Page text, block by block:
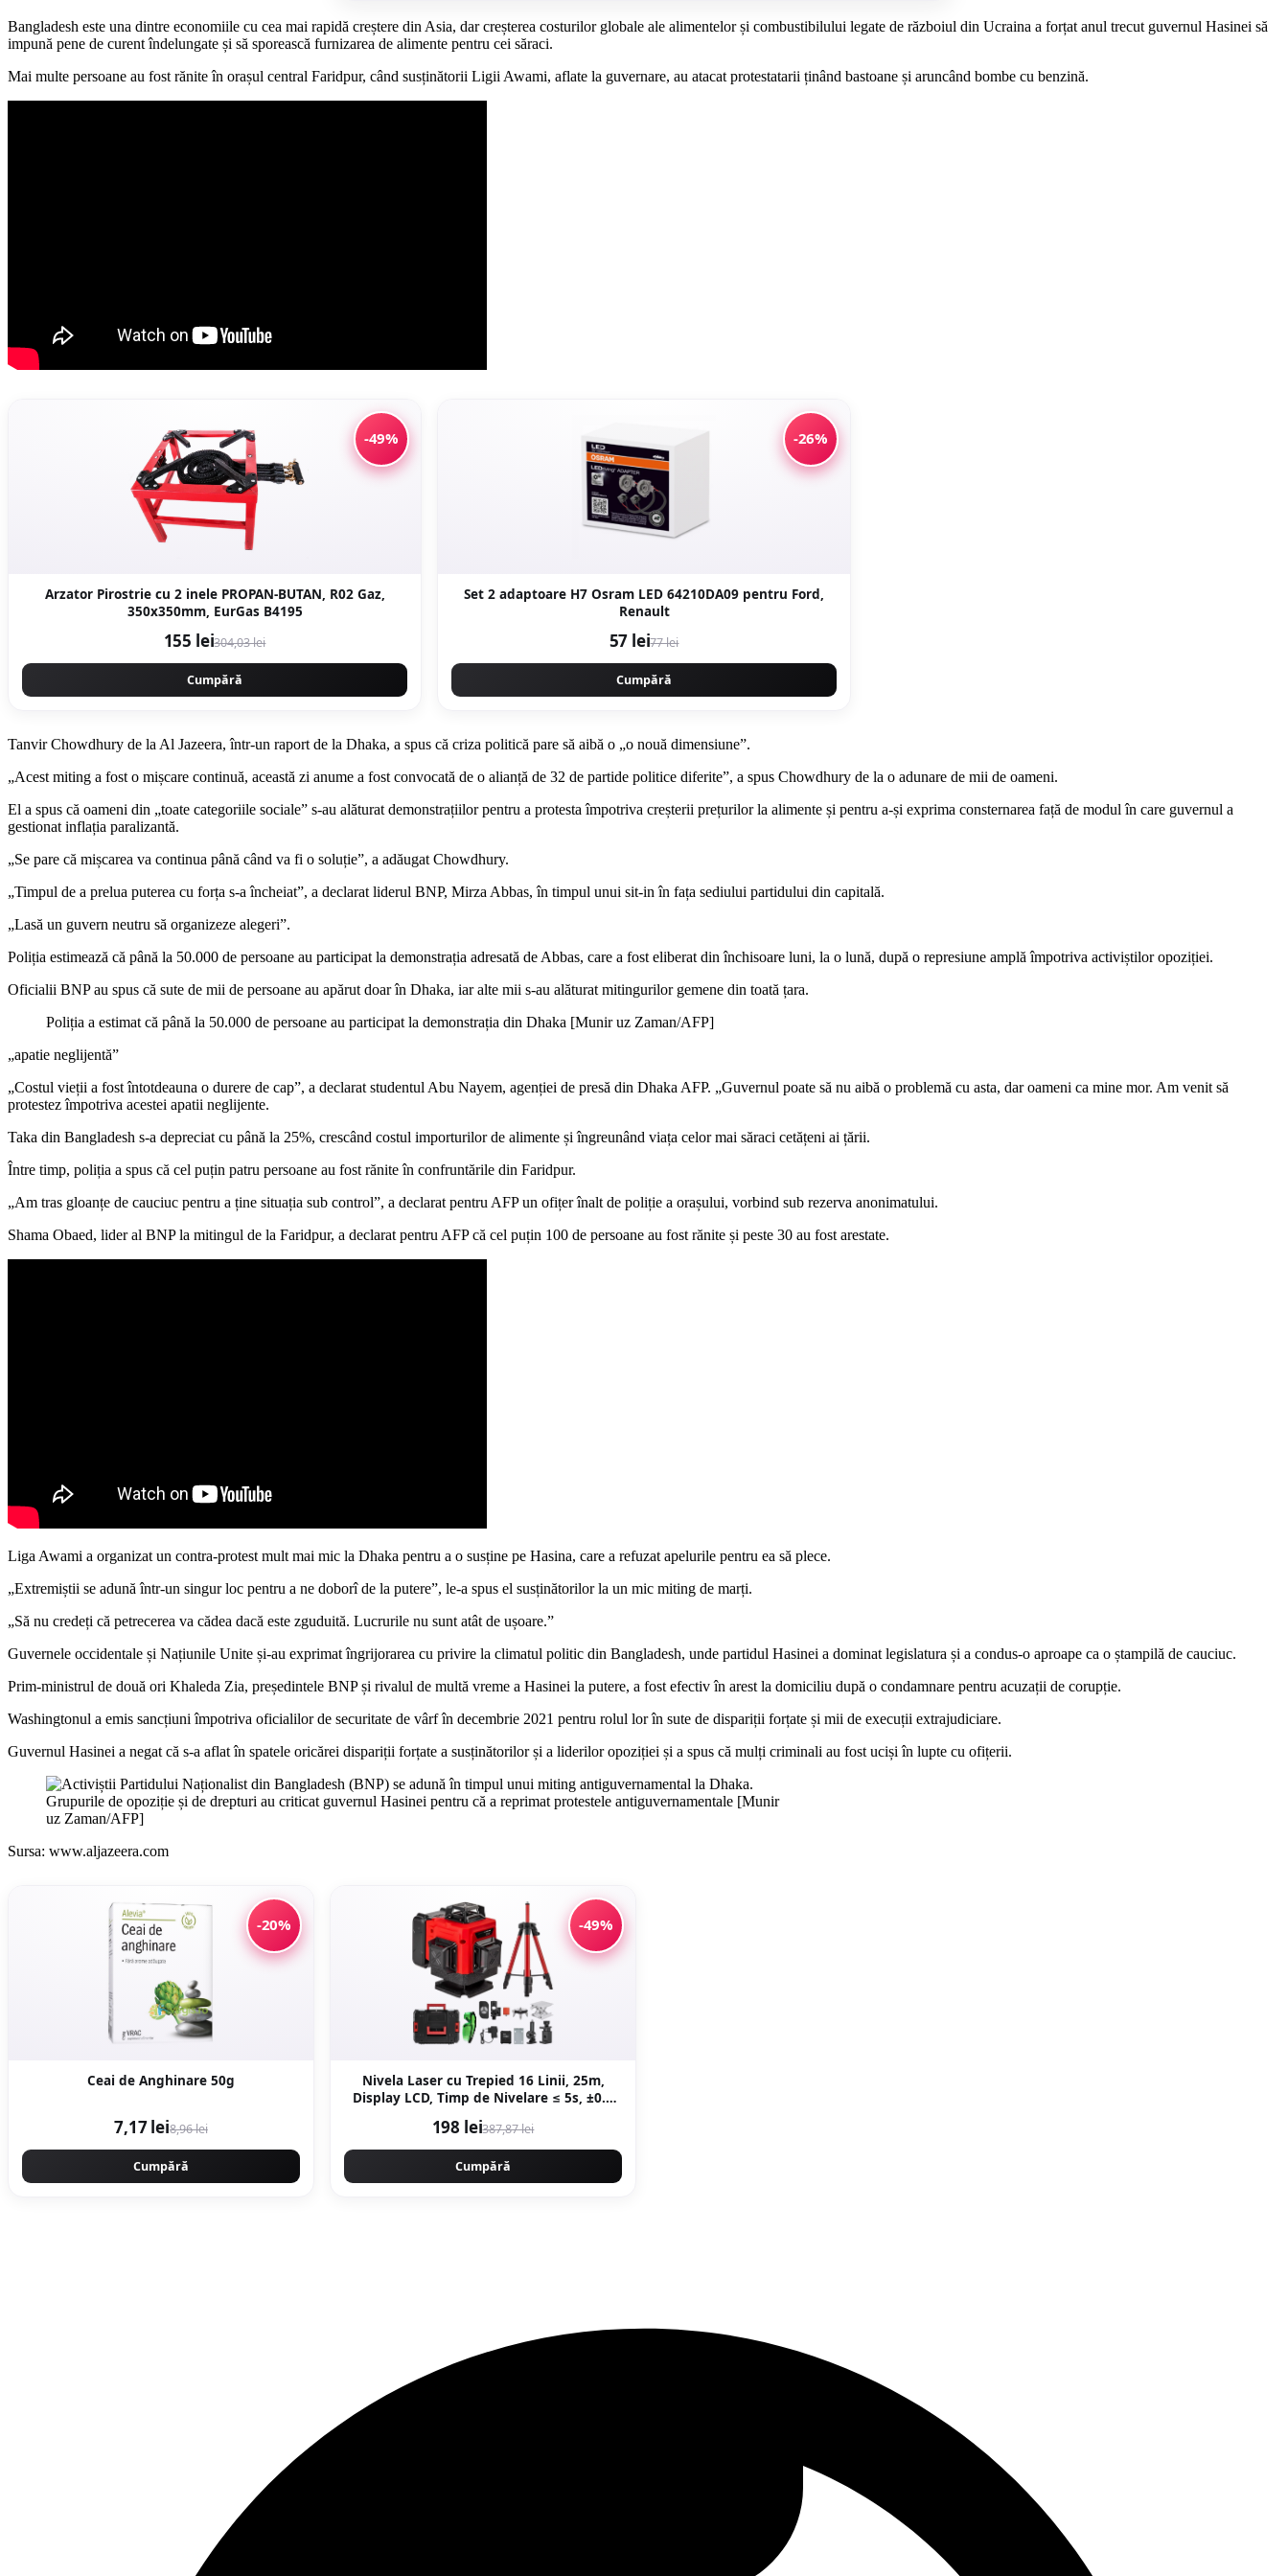
Bangladesh este una dintre economiile cu cea mai rapidă creștere din Asia, dar creșterea costurilor globale ale alimentelor și combustibilului legate de războiul din Ucraina a forțat anul trecut guvernul Hasinei să
impună pene de curent îndelungate și să sporească furnizarea de alimente pentru cei săraci.
Mai multe persoane au fost rănite în orașul central Faridpur, când susținătorii Ligii Awami, aflate la guvernare, au atacat protestatarii ținând bastoane și aruncând bombe cu benzină.
-49%
Arzator Pirostrie cu 2 inele PROPAN-BUTAN, R02 Gaz,
350x350mm, EurGas B4195
155 lei304,03 lei
Cumpără
-26%
Set 2 adaptoare H7 Osram LED 64210DA09 pentru Ford,
Renault
57 lei77 lei
Cumpără
Tanvir Chowdhury de la Al Jazeera, într-un raport de la Dhaka, a spus că criza politică pare să aibă o „o nouă dimensiune”.
„Acest miting a fost o mișcare continuă, această zi anume a fost convocată de o alianță de 32 de partide politice diferite”, a spus Chowdhury de la o adunare de mii de oameni.
El a spus că oameni din „toate categoriile sociale” s-au alăturat demonstrațiilor pentru a protesta împotriva creșterii prețurilor la alimente și pentru a-și exprima consternarea față de modul în care guvernul a
gestionat inflația paralizantă.
„Se pare că mișcarea va continua până când va fi o soluție”, a adăugat Chowdhury.
„Timpul de a prelua puterea cu forța s-a încheiat”, a declarat liderul BNP, Mirza Abbas, în timpul unui sit-in în fața sediului partidului din capitală.
„Lasă un guvern neutru să organizeze alegeri”.
Poliția estimează că până la 50.000 de persoane au participat la demonstrația adresată de Abbas, care a fost eliberat din închisoare luni, la o lună, după o represiune amplă împotriva activiștilor opoziției.
Oficialii BNP au spus că sute de mii de persoane au apărut doar în Dhaka, iar alte mii s-au alăturat mitingurilor gemene din toată țara.
Poliția a estimat că până la 50.000 de persoane au participat la demonstrația din Dhaka [Munir uz Zaman/AFP]
„apatie neglijentă”
„Costul vieții a fost întotdeauna o durere de cap”, a declarat studentul Abu Nayem, agenției de presă din Dhaka AFP. „Guvernul poate să nu aibă o problemă cu asta, dar oameni ca mine mor. Am venit să
protestez împotriva acestei apatii neglijente.
Taka din Bangladesh s-a depreciat cu până la 25%, crescând costul importurilor de alimente și îngreunând viața celor mai săraci cetățeni ai țării.
Între timp, poliția a spus că cel puțin patru persoane au fost rănite în confruntările din Faridpur.
„Am tras gloanțe de cauciuc pentru a ține situația sub control”, a declarat pentru AFP un ofițer înalt de poliție a orașului, vorbind sub rezerva anonimatului.
Shama Obaed, lider al BNP la mitingul de la Faridpur, a declarat pentru AFP că cel puțin 100 de persoane au fost rănite și peste 30 au fost arestate.
Liga Awami a organizat un contra-protest mult mai mic la Dhaka pentru a o susține pe Hasina, care a refuzat apelurile pentru ea să plece.
„Extremiștii se adună într-un singur loc pentru a ne doborî de la putere”, le-a spus el susținătorilor la un mic miting de marți.
„Să nu credeți că petrecerea va cădea dacă este zguduită. Lucrurile nu sunt atât de ușoare.”
Guvernele occidentale și Națiunile Unite și-au exprimat îngrijorarea cu privire la climatul politic din Bangladesh, unde partidul Hasinei a dominat legislatura și a condus-o aproape ca o ștampilă de cauciuc.
Prim-ministrul de două ori Khaleda Zia, președintele BNP și rivalul de multă vreme a Hasinei la putere, a fost efectiv în arest la domiciliu după o condamnare pentru acuzații de corupție.
Washingtonul a emis sancțiuni împotriva oficialilor de securitate de vârf în decembrie 2021 pentru rolul lor în sute de dispariții forțate și mii de execuții extrajudiciare.
Guvernul Hasinei a negat că s-a aflat în spatele oricărei dispariții forțate a susținătorilor și a liderilor opoziției și a spus că mulți criminali au fost uciși în lupte cu ofițerii.
Grupurile de opoziție și de drepturi au criticat guvernul Hasinei pentru că a reprimat protestele antiguvernamentale [Munir
uz Zaman/AFP]
Sursa: www.aljazeera.com
-20%
Ceai de Anghinare 50g
7,17 lei8,96 lei
Cumpără
-49%
Nivela Laser cu Trepied 16 Linii, 25m,
Display LCD, Timp de Nivelare ≤ 5s, ±0.2
PROFESIONAL CMP1727
198 lei387,87 lei
Cumpără